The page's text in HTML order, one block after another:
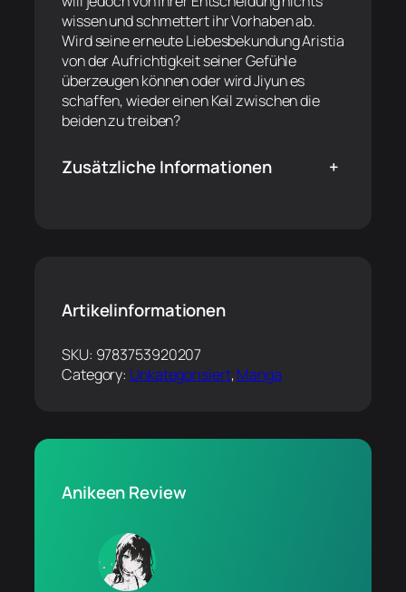
wissen und schmettert ihr Vorhaben ab.
Wird seine erneute Liebesbekundung Aristia
von der Aufrichtigkeit seiner Gefühle
überzeugen können oder wird Jiyun es
schaffen, wieder einen Keil zwischen die
beiden zu treiben?
Zusätzliche Informationen +
Artikelinformationen
SKU: 9783753920207
Category: Unkategorisiert, Manga
Anikeen Review